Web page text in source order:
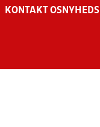
KONTAKT OS